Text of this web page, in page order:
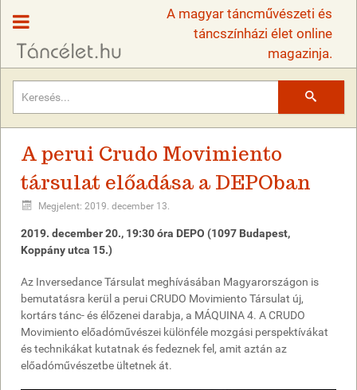
A magyar táncművészeti és
táncszínházi élet online
magazinja.
A perui Crudo Movimiento
társulat előadása a DEPOban
Megjelent: 2019. december 13.
2019. december 20., 19:30 óra DEPO (1097 Budapest,
Koppány utca 15.)
Az Inversedance Társulat meghívásában Magyarországon is
bemutatásra kerül a perui CRUDO Movimiento Társulat új,
kortárs tánc- és élőzenei darabja, a MÁQUINA 4. A CRUDO
Movimiento előadóművészei különféle mozgási perspektívákat
és technikákat kutatnak és fedeznek fel, amit aztán az
előadóművészetbe ültetnek át.